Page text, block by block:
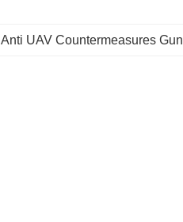
Anti UAV Countermeasures Gun